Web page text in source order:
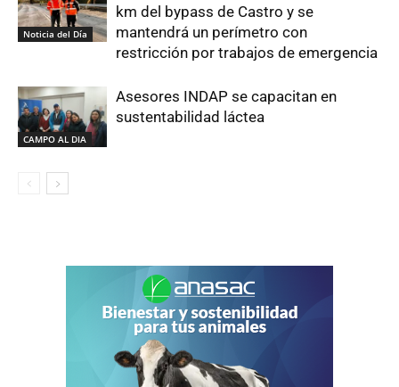
Noticia del Día
km del bypass de Castro y se
mantendrá un perímetro con
restricción por trabajos de emergencia
CAMPO AL DIA
Asesores INDAP se capacitan en
sustentabilidad láctea